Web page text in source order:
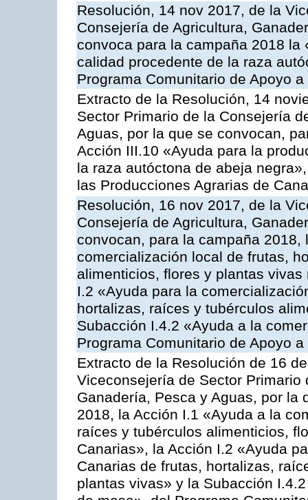
Resolución, 14 nov 2017, de la
Consejería de Agricultura,
convoca para la campaña 2018
calidad procedente de la raza
Programa Comunitario de Apoyo
Extracto de la Resolución, 14
Sector Primario de la Consejería
Aguas, por la que se convocan,
Acción III.10 «Ayuda para la
la raza autóctona de abeja
las Producciones Agrarias de
Resolución, 16 nov 2017, de la
Consejería de Agricultura,
convocan, para la campaña 2018,
comercialización local de frutas,
alimenticios, flores y plantas
I.2 «Ayuda para la
hortalizas, raíces y tubérculos
Subacción I.4.2 «Ayuda a la
Programa Comunitario de Apoyo
Extracto de la Resolución de 16
Viceconsejería de Sector
Ganadería, Pesca y Aguas, por la
2018, la Acción I.1 «Ayuda a la
raíces y tubérculos alimenticios,
Canarias», la Acción I.2 «Ayuda
Canarias de frutas, hortalizas,
plantas vivas» y la Subacción